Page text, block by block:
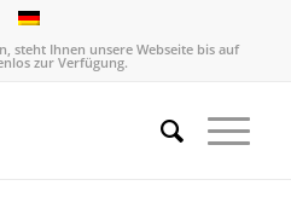
steht Ihnen unsere Webseite bis auf
zur Verfügung.